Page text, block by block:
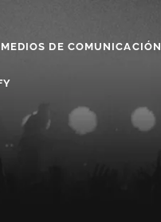
MEDIOS DE COMUNICACIÓN